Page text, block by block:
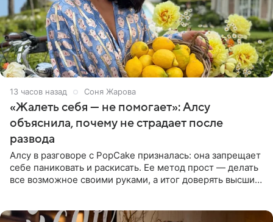
13 часов назад Соня Жарова
«Жалеть себя — не помогает»: Алсу
объяснила, почему не страдает после
развода
Алсу в разговоре с PopCake призналась: она запрещает
себе паниковать и раскисать. Ее метод прост — делать
все возможное своими руками, а итог доверять высшим